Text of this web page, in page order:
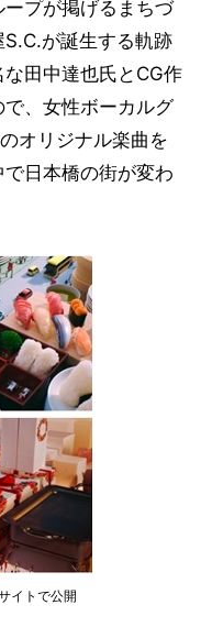
プが掲げるまちづ
が誕生する軌跡
田中達也氏とCG作
、女性ボーカルグ
オリジナル楽曲を
日本橋の街が変わ
イトで公開